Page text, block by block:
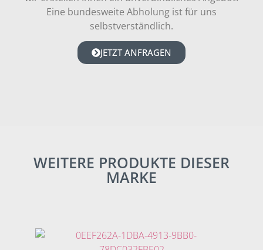
Eine bundesweite Abholung ist für uns
selbstverständlich.
JETZT ANFRAGEN
WEITERE PRODUKTE DIESER
MARKE